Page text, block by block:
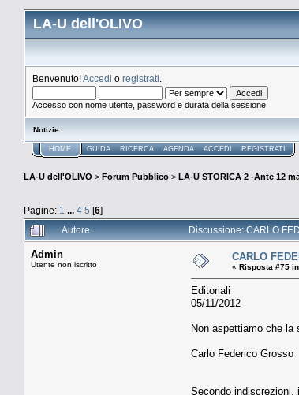
LA-U dell'OLIVO
Benvenuto!Accedi o registrati
Accesso con nome utente, password e durata della sessione
Notizie:
HOME GUIDA RICERCA AGENDA ACCEDI REGISTRATI
LA-U dell'OLIVO > Forum Pubblico > LA-U STORICA 2 -Ante 12
Pagine: 1 ... 4 5 [6]
Autore Discussione: CARLO
Admin
Utente non iscritto
CARLO
« Risposta #75
Editoriali
05/11/2012
Non aspettiamo che la
Carlo Federico Grosso
Secondo indiscrezioni,